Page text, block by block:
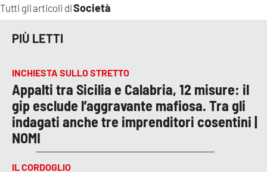
Tutti gli articoli diSocietà
PIÙ LETTI
INCHIESTA SULLO STRETTO
Appalti tra Sicilia e Calabria, 12 misure: il
gip esclude l’aggravante mafiosa. Tra gli
indagati anche tre imprenditori cosentini |
NOMI
IL CORDOGLIO